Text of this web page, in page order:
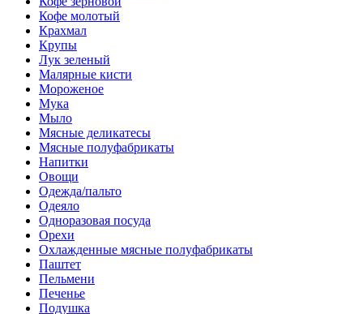
Кофе молотый
Крахмал
Крупы
Лук зеленый
Малярные кисти
Мороженое
Мука
Мыло
Мясные деликатесы
Мясные полуфабрикаты
Напитки
Овощи
Одежда/пальто
Одеяло
Одноразовая посуда
Орехи
Охлажденные мясные полуфабрикаты
Паштет
Пельмени
Печенье
Подушка